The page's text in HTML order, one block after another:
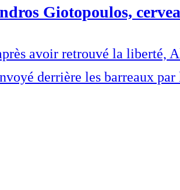
Giotopoulos,
avoir retrouvé la liberté,
derrière les barreaux